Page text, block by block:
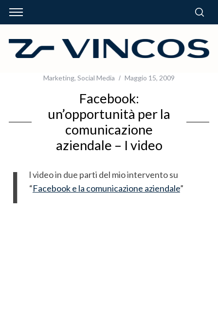
Marketing, Social Media Maggio 15, 2009
Facebook:
un’opportunità per la
comunicazione
aziendale – I video
I
l video in due parti del mio intervento su
“Facebook e la comunicazione aziendale”